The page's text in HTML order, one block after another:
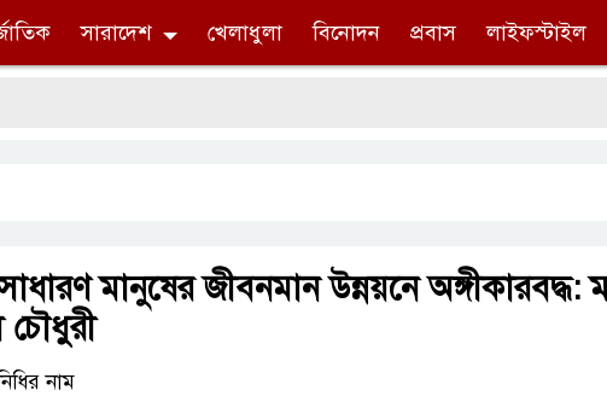
সারাদেশ খেলাধুলা বিনোদন প্রবাস লাইফস্টাইল
মানুষের জীবনমান উন্নয়নে অঙ্গীকারবদ্ধ:
নাম